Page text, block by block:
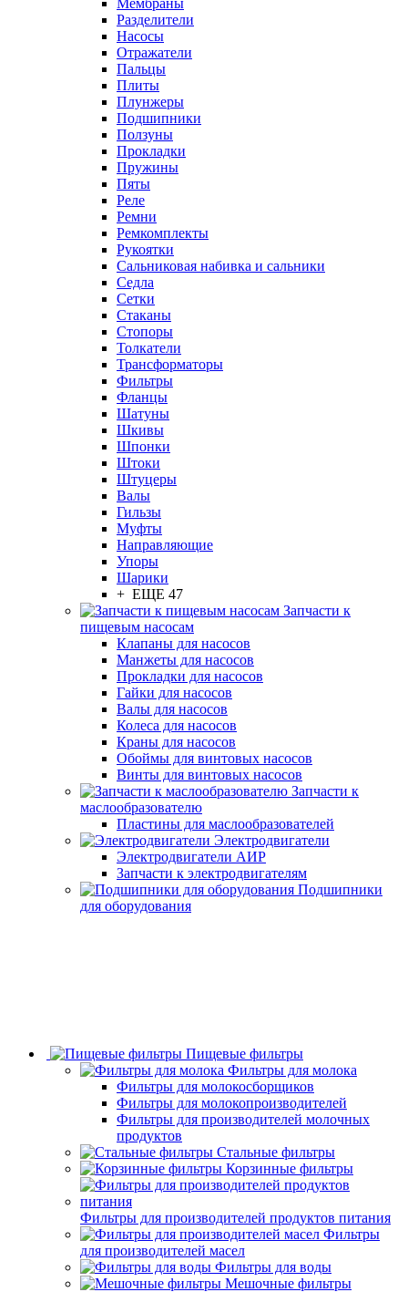
Мембраны
Разделители
Насосы
Отражатели
Пальцы
Плиты
Плунжеры
Подшипники
Ползуны
Прокладки
Пружины
Пяты
Реле
Ремни
Ремкомплекты
Рукоятки
Сальниковая набивка и сальники
Седла
Сетки
Стаканы
Стопоры
Толкатели
Трансформаторы
Фильтры
Фланцы
Шатуны
Шкивы
Шпонки
Штоки
Штуцеры
Валы
Гильзы
Муфты
Направляющие
Упоры
Шарики
+ ЕЩЕ 47
Запчасти к
пищевым насосам
Клапаны для насосов
Манжеты для насосов
Прокладки для насосов
Гайки для насосов
Валы для насосов
Колеса для насосов
Краны для насосов
Обоймы для винтовых насосов
Винты для винтовых насосов
Запчасти к
маслообразователю
Пластины для маслообразователей
Электродвигатели
Электродвигатели АИР
Запчасти к электродвигателям
Подшипники
для оборудования
Пищевые фильтры
Фильтры для молока
Фильтры для молокосборщиков
Фильтры для молокопроизводителей
Фильтры для производителей молочных
продуктов
Стальные фильтры
Корзинные фильтры
Фильтры для производителей продуктов питания
Фильтры
для производителей масел
Фильтры для воды
Мешочные фильтры